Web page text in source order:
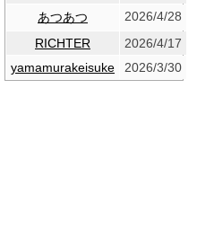
あつあつ
2026/4/28
RICHTER
2026/4/17
yamamurakeisuke
2026/3/30